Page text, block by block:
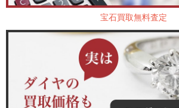
宝石買取無料査定